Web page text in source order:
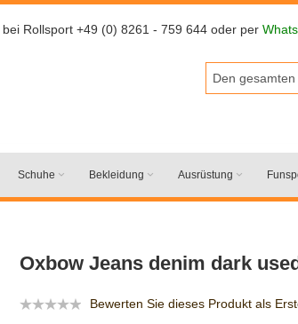
Rollsport +49 (0) 8261 - 759 644 oder per
Schuhe Bekleidung Ausrüstung
Oxbow Jeans denim dark
Bewerten Sie dieses Produkt als